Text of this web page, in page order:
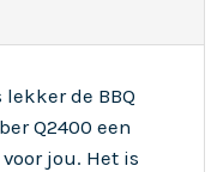
de BBQ
Q2400 een
jou. Het is